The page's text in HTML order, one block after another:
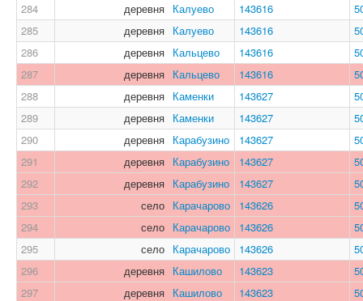
284
деревня Калуево 143616
285
деревня Калуево 143616
286
деревня Кальцево 143616
287
деревня Кальцево 143616
288
деревня Каменки 143627
289
деревня Каменки 143627
290
деревня Карабузино 143627
291
деревня Карабузино 143627
292
деревня Карабузино 143627
293
село Карачарово 143626
294
село Карачарово 143626
295
село Карачарово 143626
296
деревня Кашилово 143623
297
деревня Кашилово 143623